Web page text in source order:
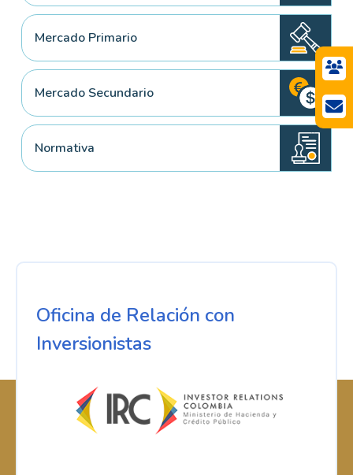
Mercado Primario
Mercado Secundario
Normativa
Oficina de Relación con
Inversionistas